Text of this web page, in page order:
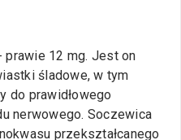
12 mg. Jest on
śladowe, w tym
do prawidłowego
nerwowego. Soczewica
przekształcanego